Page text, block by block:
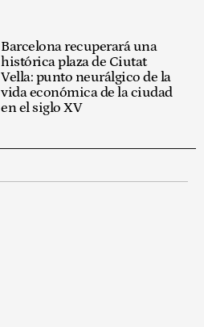
Barcelona recuperará una
histórica plaza de Ciutat
Vella: punto neurálgico de la
vida económica de la ciudad
en el siglo XV